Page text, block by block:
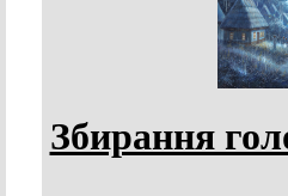
Збирання